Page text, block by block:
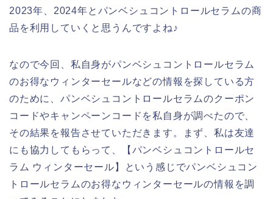
2023年、2024年とパンベシュコントロールセラムの商
品を利用していくと思うんですよね♪
なので今回、私自身がパンベシュコントロールセラム
のお得なウィンターセールなどの情報を探している方
のために、パンベシュコントロールセラムのクーポン
コードやキャンペーンコードを私自身が調べたので、
その結果を報告させていただきます。まず、私は友達
にも協力してもらって、【パンベシュコントロールセ
ラム ウィンターセール】という感じでパンベシュコン
トロールセラムのお得なウィンターセールの情報を調